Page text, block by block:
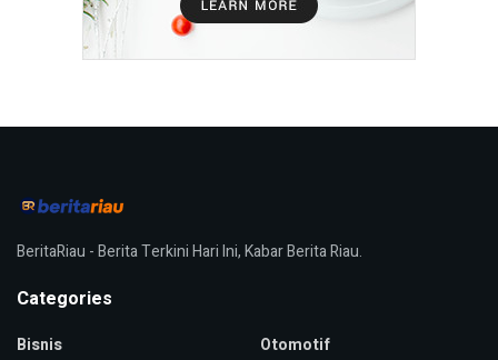
BeritaRiau - Berita Terkini Hari Ini, Kabar Berita Riau.
Categories
Bisnis
Otomotif